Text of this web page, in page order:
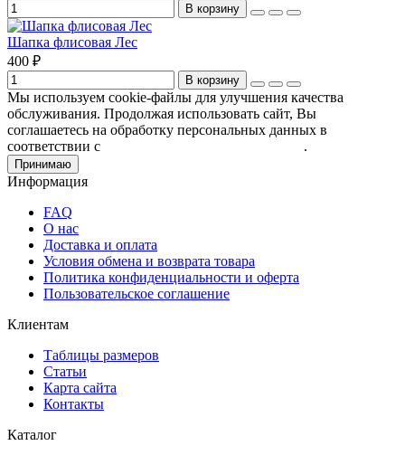
В корзину
Шапка флисовая Лес
400 ₽
В корзину
Мы используем cookie-файлы для улучшения качества
обслуживания. Продолжая использовать сайт, Вы
соглашаетесь на обработку персональных данных в
соответствии с
.
Принимаю
Информация
FAQ
О нас
Доставка и оплата
Условия обмена и возврата товара
Политика конфиденциальности и оферта
Пользовательское соглашение
Клиентам
Таблицы размеров
Статьи
Карта сайта
Контакты
Каталог